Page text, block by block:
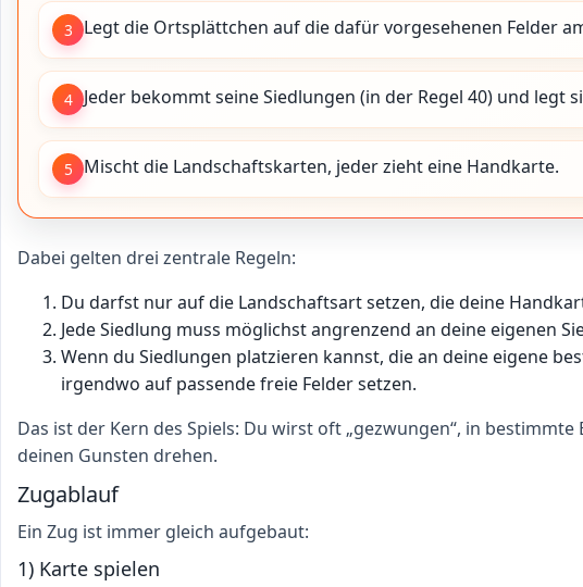
3 Legt die Ortsplättchen auf die dafür vorgesehenen Felder
4 Jeder bekommt seine Siedlungen (in der Regel 40) und legt
5 Mischt die Landschaftskarten, jeder zieht eine Handkarte.
Dabei gelten drei zentrale Regeln:
Du darfst nur auf die Landschaftsart setzen, die deine
Jede Siedlung muss möglichst angrenzend an deine eigenen
Wenn du Siedlungen platzieren kannst, die an deine eigene
irgendwo auf passende freie Felder setzen.
Das ist der Kern des Spiels: Du wirst oft „gezwungen“, in
deinen Gunsten drehen.
Zugablauf
Ein Zug ist immer gleich aufgebaut:
1) Karte spielen